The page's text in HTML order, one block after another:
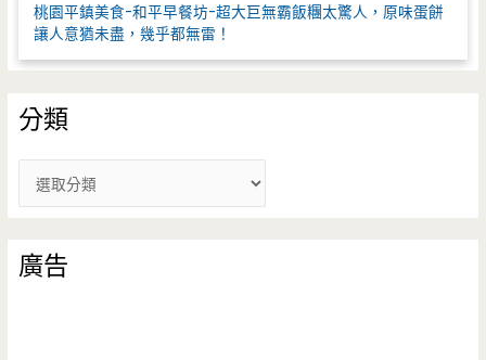
桃園平鎮美食-和平早餐坊-超大巨無霸飯糰太驚人，原味蛋餅
讓人意猶未盡，幾乎都無雷！
分類
類
廣告